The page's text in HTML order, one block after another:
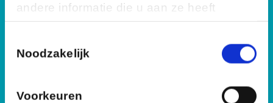
andere informatie die u aan ze heeft
verstrekt of die ze hebben verzameld op
basis van uw gebruik van hun services.
Noodzakelijk
Voorkeuren